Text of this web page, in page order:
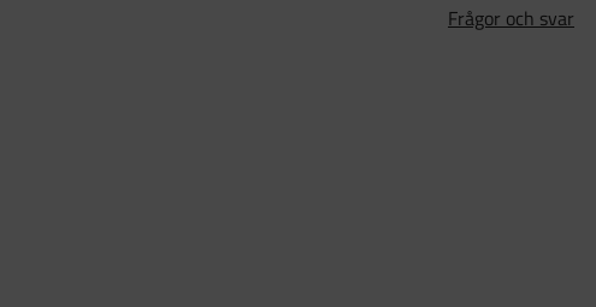
Frågor och svar